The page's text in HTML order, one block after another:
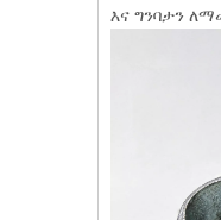
እና ግንባታን